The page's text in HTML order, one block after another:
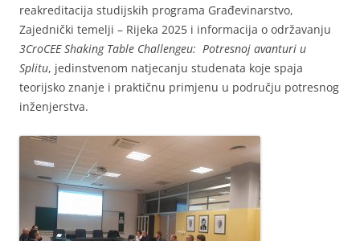
reakreditacija studijskih programa Građevinarstvo,
Zajednički temelji – Rijeka 2025 i informacija o održavanju
3CroCEE Shaking Table Challengeu: Potresnoj avanturi u
Splitu, jedinstvenom natjecanju studenata koje spaja
teorijsko znanje i praktičnu primjenu u području potresnog
inženjerstva.